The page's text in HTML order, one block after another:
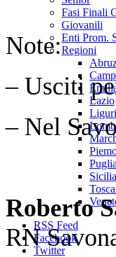
Fasi Finali
Giovanili
Enti Prom.
Regioni
Lazio
Puglia
Sicilia
RSS Feed
Facebook
Twitter
Note:
– Usciti
– Nel
Roberto
RN